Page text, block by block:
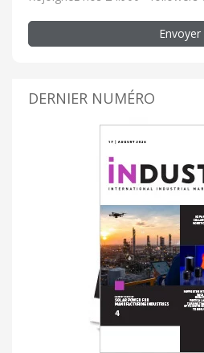
Envoyer
DERNIER NUMÉRO